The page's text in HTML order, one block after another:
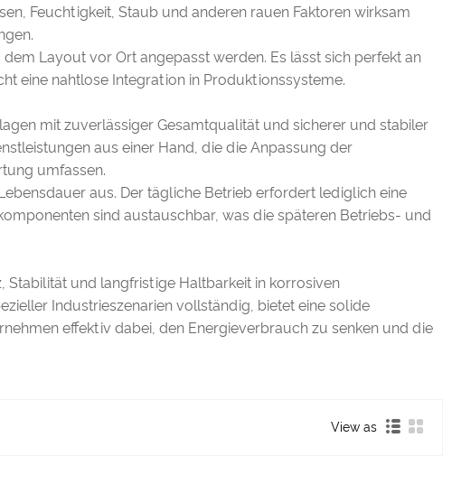
Feuchtigkeit, Staub und anderen rauen Faktoren wirksam
Layout vor Ort angepasst werden. Es lässt sich perfekt an
eine nahtlose Integration in Produktionssysteme.
mit zuverlässiger Gesamtqualität und sicherer und stabiler
aus einer Hand, die die Anpassung der
umfassen.
aus. Der tägliche Betrieb erfordert lediglich eine
sind austauschbar, was die späteren Betriebs- und
Stabilität und langfristige Haltbarkeit in korrosiven
Industrieszenarien vollständig, bietet eine solide
effektiv dabei, den Energieverbrauch zu senken und die
View as